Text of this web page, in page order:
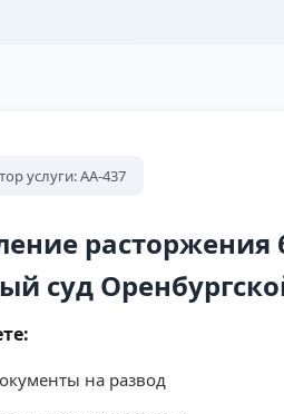
услуги: АА-437
расторжения
суд
на развод